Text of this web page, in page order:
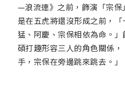
—浪流連》之前，飾演「宗保
是在五虎將還沒形成之前，
猛、阿慶、宗保相依為命。
碩打趣形容三人的角色關係
手，宗保在旁邊跳來跳去。」